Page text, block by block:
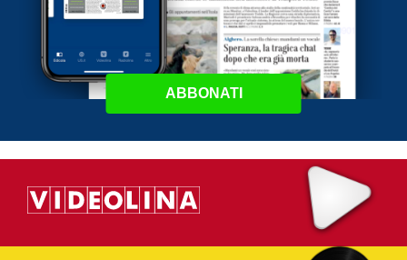
ABBONATI